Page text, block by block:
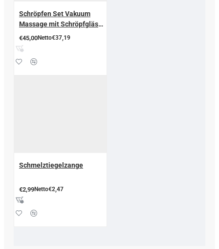
Schröpfen Set Vakuum
Massage mit Schröpfgläser
aus Plastik
€45,00Netto€37,19
Schmelztiegelzange
€2,99Netto€2,47